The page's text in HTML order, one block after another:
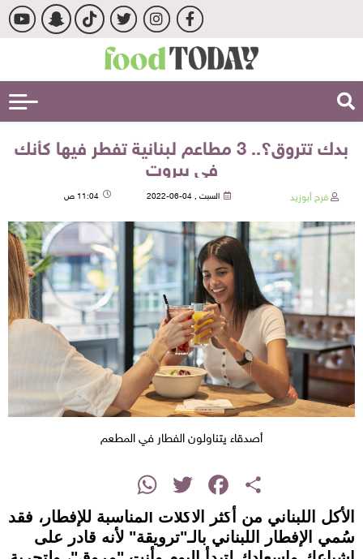
بدك تتروق؟.. 3 مطاعم لبنانية تفطر فيها كأنك
في بيروت
فرح أبوزيد السبت , 04-06-2022 11:04 ص
أصدقاء يتناولون الفطار في المطعم
Share
Facebook
Twitter
WhatsApp
الأكل اللبناني من أكثر الأكلات المناسبة للإفطار، فقد
سُمي الإفطار اللبناني بالـ"ترويقة" لأنه قادر على